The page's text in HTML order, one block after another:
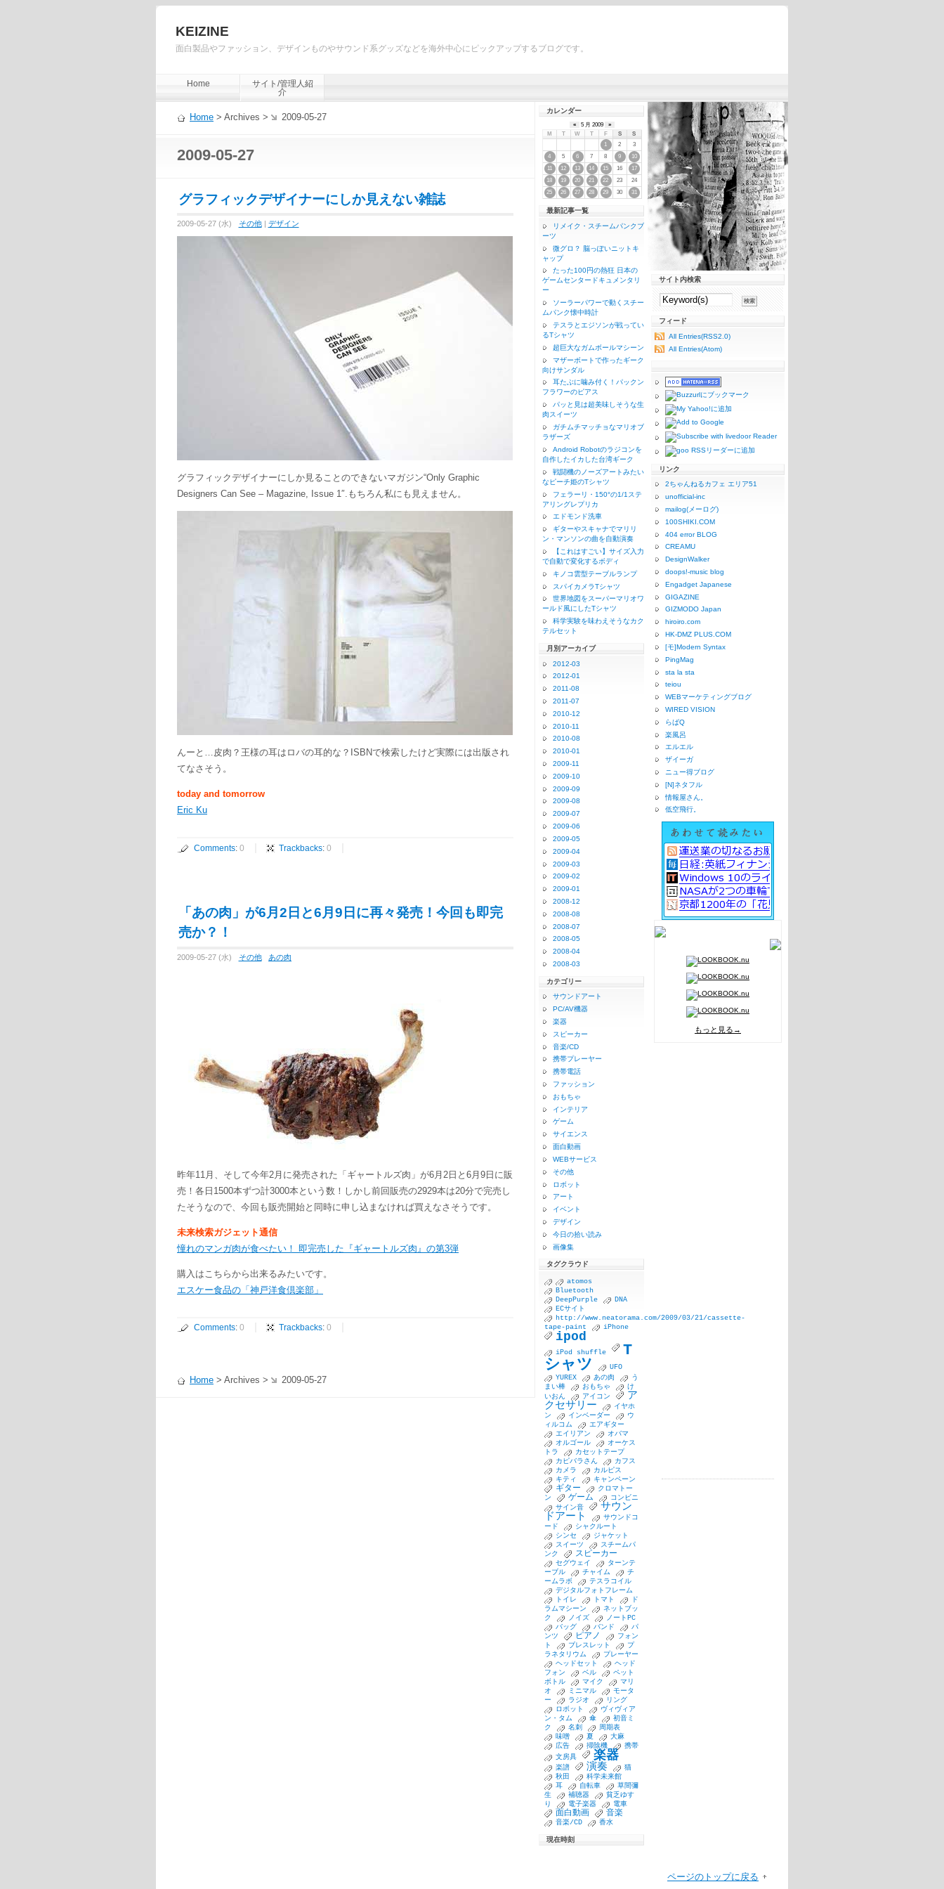
KEIZINE
面白製品やファッション、デザインものやサウンド系グッズなどを海外中心にピックアップするブログです。
Home
サイト/管理人紹
介
Home > Archives > 2009-05-27
2009-05-27
グラフィックデザイナーにしか見えない雑誌
2009-05-27 (水) その他| デザイン
グラフィックデザイナーにしか見ることのできないマガジン“Only Graphic
Designers Can See – Magazine, Issue 1″.もちろん私にも見えません。
んーと…皮肉？王様の耳はロバの耳的な？ISBNで検索したけど実際には出版され
てなさそう。
today and tomorrow
Eric Ku
Comments: 0 Trackbacks: 0
「あの肉」が6月2日と6月9日に再々発売！今回も即完
売か？！
2009-05-27 (水) その他 あの肉
昨年11月、そして今年2月に発売された「ギャートルズ肉」が6月2日と6月9日に販
売！各日1500本ずつ計3000本という数！しかし前回販売の2929本は20分で完売し
たそうなので、今回も販売開始と同時に申し込まなければ買えなさそうです。
未来検索ガジェット通信
憧れのマンガ肉が食べたい！ 即完売した『ギャートルズ肉』の第3弾
購入はこちらから出来るみたいです。
エスケー食品の「神戸洋食倶楽部」
Comments: 0 Trackbacks: 0
Home > Archives > 2009-05-27
サイト内検索
フィード
All Entries(RSS2.0)
All Entries(Atom)
リンク
2ちゃんねるカフェ エリア51
unofficial-inc
mailog(メーログ)
100SHIKI.COM
404 error BLOG
CREAMU
DesignWalker
doops!-music blog
Engadget Japanese
GIGAZINE
GIZMODO Japan
hiroiro.com
HK-DMZ PLUS.COM
[モ]Modern Syntax
PingMag
sta la sta
teiou
WEBマーケティングブログ
WIRED VISION
らばQ
楽風呂
エルエル
ザイーガ
ニュー得ブログ
[N]ネタフル
情報屋さん。
低空飛行。
もっと見る→
カレンダー
« 5 月 2009
»
M
T W T F S
S
1
2
3
4
5 6 7 8 9
10
11
12 13 14 15 16
17
18
19 20 21 22 23
24
25
26 27 28 29 30 31
最新記事一覧
リメイク・スチームパンクブ
ーツ
微グロ？ 脳っぽいニットキ
ャップ
たった100円の熱狂 日本の
ゲームセンタードキュメンタリ
ー
ソーラーパワーで動くスチー
ムパンク懐中時計
テスラとエジソンが戦ってい
るTシャツ
超巨大なガムボールマシーン
マザーボートで作ったギーク
向けサンダル
耳たぶに噛み付く！パックン
フラワーのピアス
パッと見は超美味しそうな生
肉スイーツ
ガチムチマッチョなマリオブ
ラザーズ
Android Robotのラジコンを
自作したイカした台湾ギーク
戦闘機のノーズアートみたい
なピーチ姫のTシャツ
フェラーリ・150°の1/1ステ
アリングレプリカ
エドモンド洗車
ギターやスキャナでマリリ
ン・マンソンの曲を自動演奏
【これはすごい】サイズ入力
で自動で変化するボディ
キノコ雲型テーブルランプ
スパイカメラTシャツ
世界地図をスーパーマリオワ
ールド風にしたTシャツ
科学実験を味わえそうなカク
テルセット
月別アーカイブ
2012-03
2012-01
2011-08
2011-07
2010-12
2010-11
2010-08
2010-01
2009-11
2009-10
2009-09
2009-08
2009-07
2009-06
2009-05
2009-04
2009-03
2009-02
2009-01
2008-12
2008-08
2008-07
2008-05
2008-04
2008-03
カテゴリー
サウンドアート
PC/AV機器
楽器
スピーカー
音楽/CD
携帯プレーヤー
携帯電話
ファッション
おもちゃ
インテリア
ゲーム
サイエンス
面白動画
WEBサービス
その他
ロボット
アート
イベント
デザイン
今日の拾い読み
画像集
タグクラウド
atomos
Bluetooth
DeepPurple
DNA
ECサイト
http://www.neatorama.com/2009/03/21/cassette-
tape-paint
iPhone
ipod
iPod shuffle
T
シャツ
UFO
YUREX
あの肉
う
まい棒
おもちゃ
け
いおん
アイコン
ア
クセサリー
イヤホ
ン
インベーダー
ウ
ィルコム
エアギター
エイリアン
オバマ
オルゴール
オーケス
トラ
カセットテープ
カピバラさん
カフス
カメラ
カルピス
キティ
キャンペーン
ギター
クロマトー
ン
ゲーム
コンビニ
サイン音
サウン
ドアート
サウンドコ
ード
シャクルート
シンセ
ジャケット
スイーツ
スチームパ
ンク
スピーカー
セグウェイ
ターンテ
ーブル
チャイム
チ
ームラボ
テスラコイル
デジタルフォトフレーム
トイレ
トマト
ド
ラムマシーン
ネットブッ
ク
ノイズ
ノートPC
バッグ
バンド
パ
ンツ
ピアノ
フォン
ト
ブレスレット
プ
ラネタリウム
プレーヤー
ヘッドセット
ヘッド
フォン
ベル
ペット
ボトル
マイク
マリ
オ
ミニマル
モータ
ー
ラジオ
リング
ロボット
ヴィヴィア
ン・タム
傘
初音ミ
ク
名刺
周期表
味噌
夏
大麻
広告
掃除機
携帯
文房具
楽器
楽譜 演奏
猫
秋田
科学未来館
耳
自転車
草間彌
生
補聴器
貧乏ゆす
り
電子楽器 電車
面白動画 音楽
音楽/CD 香水
現在時刻
ページのトップに戻る